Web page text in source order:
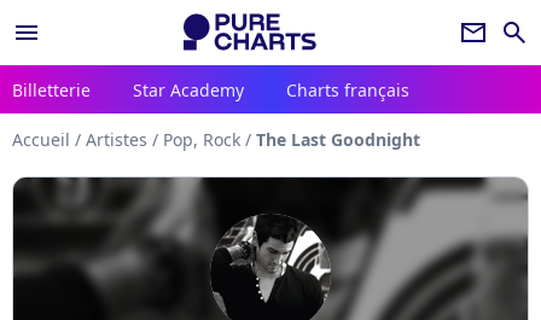
menu newsletter search
Billetterie Star Academy Charts français
Accueil / Artistes / Pop, Rock / The Last Goodnight